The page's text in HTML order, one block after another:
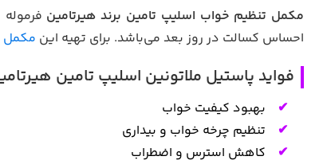
مکمل تنظیم خواب اسلیپ تامین برند هیرتامین
احساس کسالت در روز بعد می‌باشد. برای تهیه این مکمل
فواید پاستیل ملاتونین اسلیپ تامین
بهبود کیفیت خواب
تنظیم چرخه خواب و بیداری
کاهش استرس و اضطراب